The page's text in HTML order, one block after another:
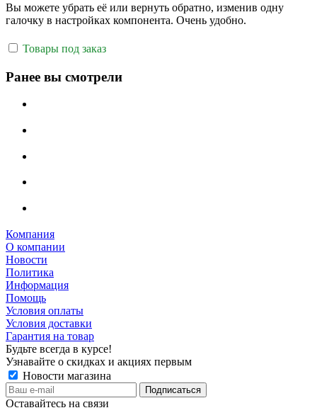
Вы можете убрать её или вернуть обратно, изменив одну
галочку в настройках компонента. Очень удобно.
Товары под заказ
Ранее вы смотрели
Компания
О компании
Новости
Политика
Информация
Помощь
Условия оплаты
Условия доставки
Гарантия на товар
Будьте всегда в курсе!
Узнавайте о скидках и акциях первым
Новости магазина
Оставайтесь на связи